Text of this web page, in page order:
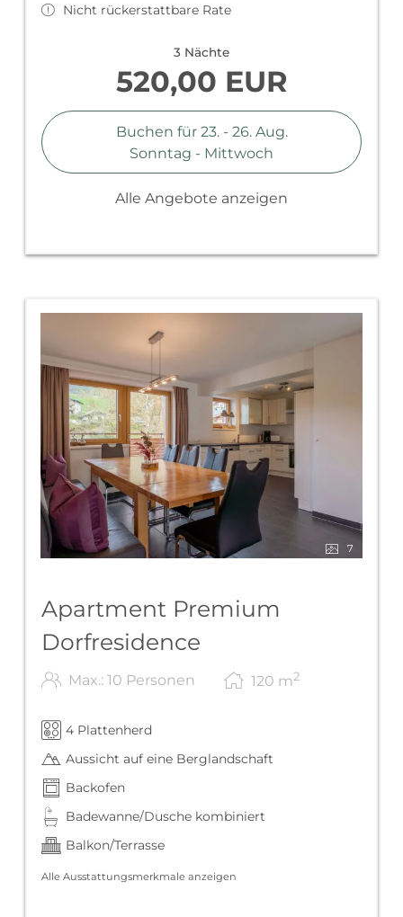
Nicht rückerstattbare Rate
3 Nächte
520,00 EUR
Buchen für 23. - 26. Aug.
Sonntag - Mittwoch
Alle Angebote anzeigen
7
Apartment Premium
Dorfresidence
Max.: 10 Personen 120 m2
4 Plattenherd
Aussicht auf eine Berglandschaft
Backofen
Badewanne/Dusche kombiniert
Balkon/Terrasse
Alle Ausstattungsmerkmale anzeigen